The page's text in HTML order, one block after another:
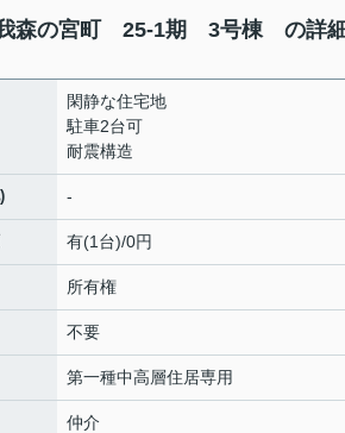
森の宮町 25-1期 3号棟 の詳
閑静な住宅地
駐車2台可
耐震構造
-
有(1台)/0円
所有権
不要
第一種中高層住居専用
仲介